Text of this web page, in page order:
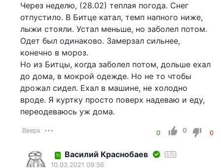
Через неделю, (28.02) теплая погода. Снег
отпустило. В Битце катал, темп напного ниже,
лыжи стояли. Устал меньше, но заболел потом.
Одет был одинаково. Замерзал сильнее,
конечно в мороз.
Но из Битцы, когда заболел потом, дольше ехал
до дома, в мокрой одежде. Но не то чтобы
дрожал сидел. Ехал в машине, не холодно
вроде. Я куртку просто поверх надеваю и еду,
переодеваюсь уж дома.
Вверх 0 0 0
11 Василий Краснобаев 570
10.03.2021 09:56